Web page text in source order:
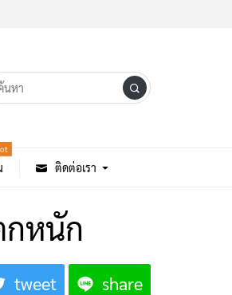
ติดต่อเรา
กหนัก
tweet share